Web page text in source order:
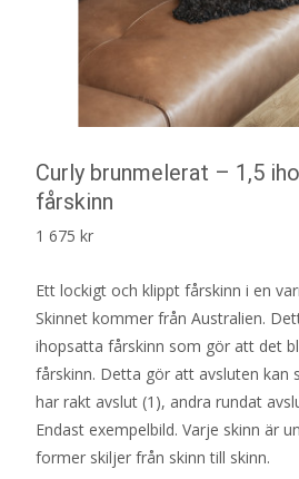
Curly brunmelerat – 1,5
fårskinn
1 675 kr
Ett lockigt och klippt fårskinn i en
Skinnet kommer från Australien.
ihopsatta fårskinn som gör att det
fårskinn. Detta gör att avsluten kan
har rakt avslut (1), andra rundat
Endast exempelbild. Varje skinn är
former skiljer från skinn till skinn.